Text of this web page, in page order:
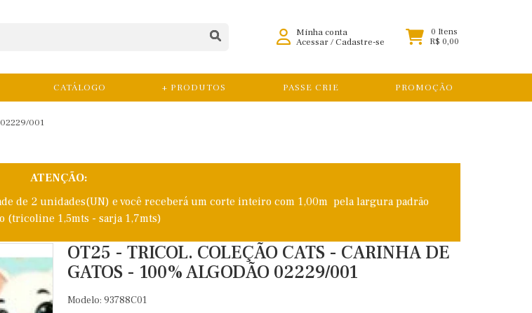
Minha conta
Acessar/Cadastre-se
0 Itens
R$ 0,00
CATÁLOGO + PRODUTOS PASSE CRIE PROMOÇÃO
02229/001
ATENÇÃO:
de 2 unidades(UN) e você receberá um corte inteiro com 1,00m pela largura padrão
(tricoline 1,5mts - sarja 1,7mts)
OT25 - TRICOL. COLEÇÃO CATS - CARINHA DE
GATOS - 100% ALGODÃO 02229/001
Modelo: 93788C01